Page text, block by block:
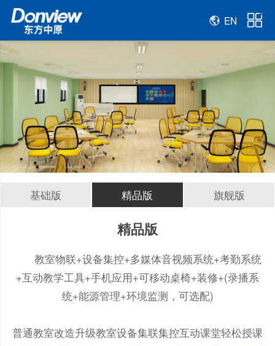
EN
基础版 精品版 旗舰版
精品版
教室物联+设备集控+多媒体音视频系统+考勤系统
+互动教学工具+手机应用+可移动桌椅+装修+(录播系
统+能源管理+环境监测，可选配)
普通教室改造升级教室设备集联集控互动课堂轻松授课